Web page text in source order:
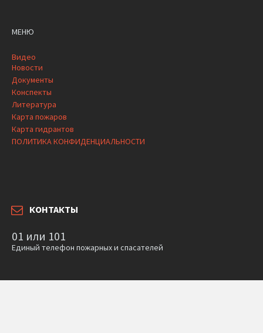
МЕНЮ
Видео
Новости
Документы
Конспекты
Литература
Карта пожаров
Карта гидрантов
ПОЛИТИКА КОНФИДЕНЦИАЛЬНОСТИ
КОНТАКТЫ
01 или 101
Единый телефон пожарных и спасателей